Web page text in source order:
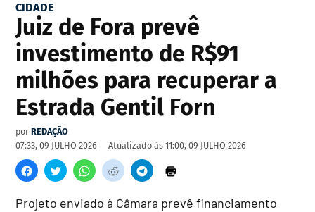
CIDADE
Juiz de Fora prevê
investimento de R$91
milhões para recuperar a
Estrada Gentil Forn
por REDAÇÃO
07:33, 09 JULHO 2026
Atualizado às 11:00, 09 JULHO 2026
Projeto enviado à Câmara prevê financiamento